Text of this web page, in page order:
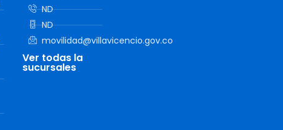
ND
ND
movilidad@villavicencio.gov.co
Ver todas la
sucursales